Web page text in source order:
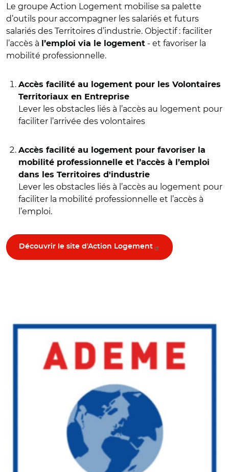
Le groupe Action Logement mobilise sa palette
d’outils pour accompagner les salariés et futurs
salariés des Territoires d’industrie. Objectif : faciliter
l’accès à
l’emploi via le logement - et favoriser la
mobilité professionnelle.
Accès facilité au logement pour les Volontaires
Territoriaux en Entreprise
Lever les obstacles liés à l’accès au logement pour
faciliter l’arrivée des volontaires
Accès facilité au logement pour favoriser la
mobilité professionnelle et l’accès à l’emploi
dans les Territoires d'industrie
Lever les obstacles liés à l’accès au logement pour
faciliter la mobilité professionnelle et l’accès à
l’emploi.
Découvrir le site d'Action Logement